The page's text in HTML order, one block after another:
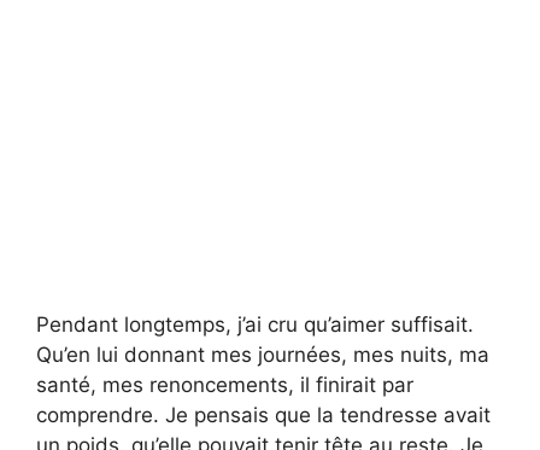
Pendant longtemps, j’ai cru qu’aimer suffisait.
Qu’en lui donnant mes journées, mes nuits, ma
santé, mes renoncements, il finirait par
comprendre. Je pensais que la tendresse avait
un poids, qu’elle pouvait tenir tête au reste. Je